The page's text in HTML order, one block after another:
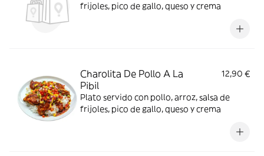
frijoles, pico de gallo, queso y crema
Charolita De Pollo A La
Pibil
12,90 €
Plato servido con pollo, arroz, salsa de
frijoles, pico de gallo, queso y crema